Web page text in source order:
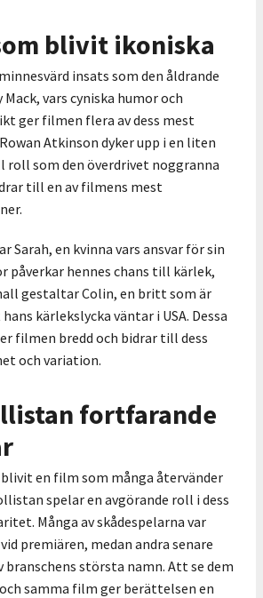
blivit ikoniska
insats som den åldrande
vars cyniska humor och
ger filmen flera av dess mest
Atkinson dyker upp i en liten
roll som den överdrivet noggranna
till en av filmens mest
Sarah, en kvinna vars ansvar för sin
påverkar hennes chans till kärlek,
gestaltar Colin, en britt som är
kärlekslycka väntar i USA. Dessa
filmen bredd och bidrar till dess
och variation.
fortfarande
en film som många återvänder
spelar en avgörande roll i dess
Många av skådespelarna var
premiären, medan andra senare
branschens största namn. Att se dem
samma film ger berättelsen en